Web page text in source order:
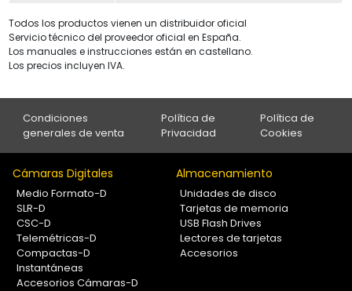
Todos los productos vienen un distribuidor oficial
Servicio técnico del proveedor oficial en España.
Los manuales e instrucciones están en castellano.
Los precios incluyen IVA.
Condiciones
generales de venta
Política de
Privacidad
Política de
Cookies
Cámaras Digitales
Medio Formato-D
SLR-D
CSC-D
Telemétricas-D
Compactas-D
Instantáneas
Accesorios Cámaras-D
Almacenamiento
Unidades de disco
Tarjetas de memoria
USB Flash Drives
Lectores de tarjetas
Accesorios